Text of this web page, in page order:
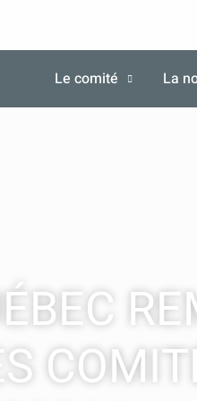
Le comité La